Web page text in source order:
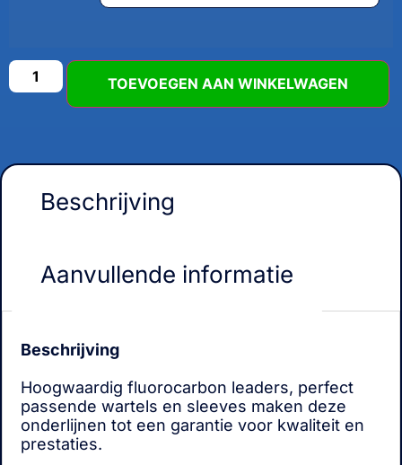
TOEVOEGEN AAN WINKELWAGEN
Beschrijving
Aanvullende informatie
Beschrijving
Hoogwaardig fluorocarbon leaders, perfect
passende wartels en sleeves maken deze
onderlijnen tot een garantie voor kwaliteit en
prestaties.